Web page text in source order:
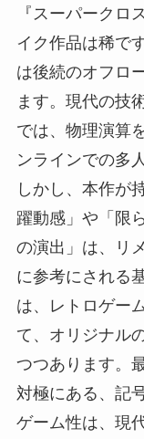
『スーパークロ
イク作品は稀で
は後続のオフロ
ます。現代の技
では、物理演算
ンラインでの多
しかし、本作が
躍動感」や「限
の演出」は、リ
に参考にされる
は、レトロゲー
て、オリジナル
つつあります。
対極にある、記
ゲーム性は、現